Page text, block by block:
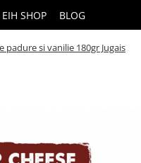
SHOP BLOG
si vanilie 180gr Jugais